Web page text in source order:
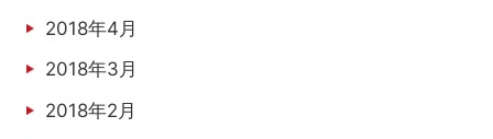
2018年4月
2018年3月
2018年2月